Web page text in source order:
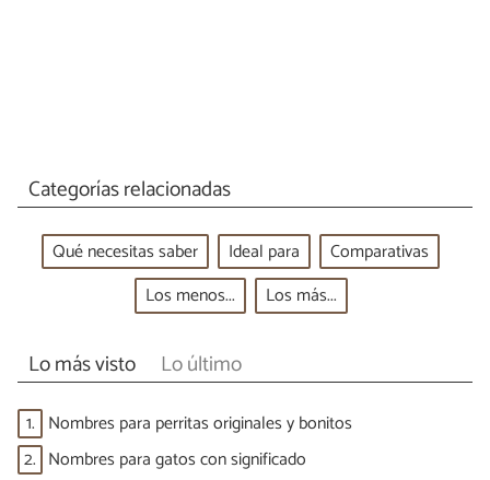
Categorías relacionadas
Qué necesitas saber Ideal para
Comparativas
Los menos...
Los más...
Lo más visto Lo último
1. Nombres para perritas originales y bonitos
2. Nombres para gatos con significado